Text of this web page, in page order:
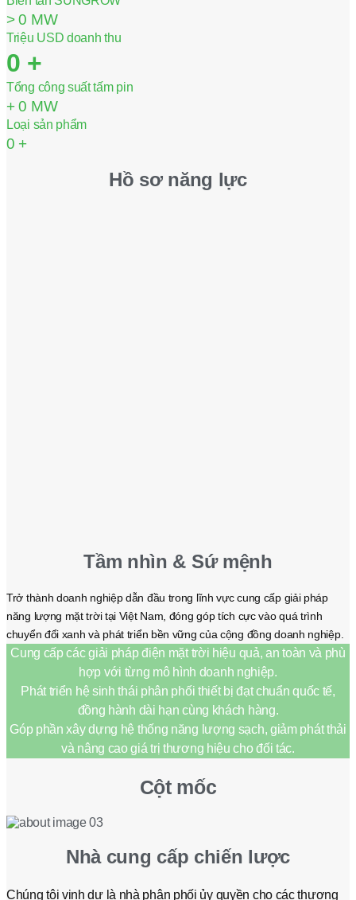
>0 MW
Triệu USD doanh thu
0 +
Tổng công suất tấm pin
+ 0 MW
Loại sản phẩm
0 +
Hồ sơ năng lực
Tầm nhìn & Sứ mệnh
Trở thành doanh nghiệp dẫn đầu trong lĩnh vực cung cấp giải pháp
năng lượng mặt trời tại Việt Nam, đóng góp tích cực vào quá trình
chuyển đổi xanh và phát triển bền vững của cộng đồng doanh nghiệp.
Cung cấp các giải pháp điện mặt trời hiệu quả, an toàn và phù
hợp với từng mô hình doanh nghiệp.
Phát triển hệ sinh thái phân phối thiết bị đạt chuẩn quốc tế,
đồng hành dài hạn cùng khách hàng.
Góp phần xây dựng hệ thống năng lượng sạch, giảm phát thải
và nâng cao giá trị thương hiệu cho đối tác.
Cột mốc
Nhà cung cấp chiến lược
Chúng tôi vinh dự là nhà phân phối ủy quyền cho các thương